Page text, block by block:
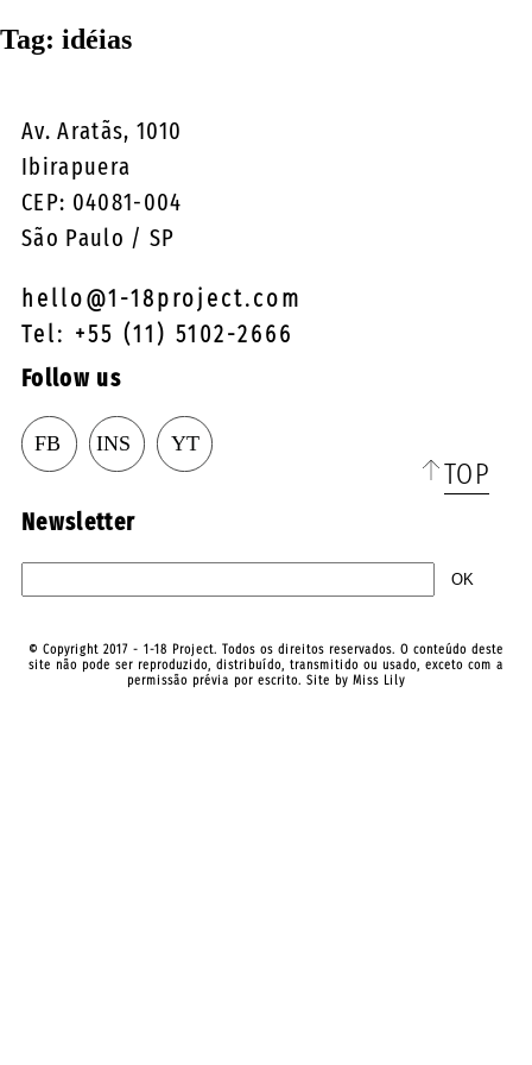
Tag: idéias
Av. Aratãs, 1010
Ibirapuera
CEP: 04081-004
São Paulo / SP
hello@1-18project.com
Tel: +55 (11) 5102-2666
Follow us
Newsletter
TOP
© Copyright 2017 - 1-18 Project. Todos os direitos reservados. O conteúdo deste
site não pode ser reproduzido, distribuído, transmitido ou usado, exceto com a
permissão prévia por escrito. Site by Miss Lily